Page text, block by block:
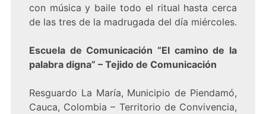
con música y baile todo el ritual hasta cerca
de las tres de la madrugada del día miércoles.
Escuela de Comunicación “El camino de la
palabra digna” – Tejido de Comunicación
Resguardo La María, Municipio de Piendamó,
Cauca, Colombia – Territorio de Convivencia,